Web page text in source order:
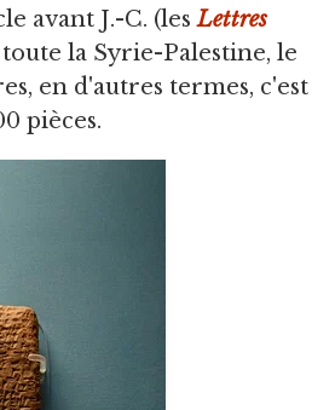
avant J.-C. (lesLettres
la Syrie-Palestine, le
en d'autres termes, c'est
pièces.